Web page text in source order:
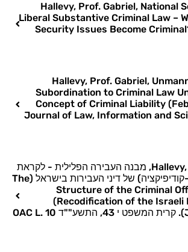
Hallevy, Prof. Gabriel, National
Liberal Substantive Criminal Law –
Security Issues Become
Hallevy, Prof. Gabriel,
Subordination to Criminal Law
Concept of Criminal Liability
Journal of Law, Information and
"Hallevy, Prof. Gabriel, מבנה העבירה הפלילית - לקראת
חקיקה מחדש (רה-קודיפיקציה) של דיני העבירות בישראל (The
Structure of the Criminal
Recodification of the Israeli Law of Offenses)
(January 1, 2014). קרית המשפט י 43, התשע""ד 10 OAC L.